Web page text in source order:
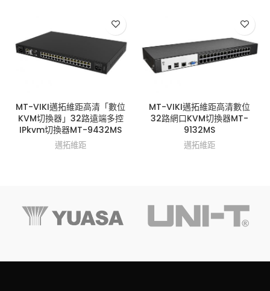
MT-VIKI邁拓維距高清「數位
KVM切換器」32路遠端多控
IPkvm切換器MT-9432MS
邁拓維距
MT-VIKI邁拓維距高清數位
32路網口KVM切換器MT-
9132MS
邁拓維距